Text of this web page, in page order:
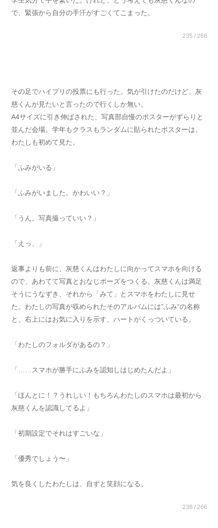
で、緊張から自分の手汗がすごくてこまった。
235 / 266
その足でハイプリの投票にも行った。気が引けたのだけど、灰
慈くんが見たいと言ったので行くしか無い。
A4サイズに引き伸ばされた、写真部自慢のポスターがずらりと
並んだ会場。学年もクラスもランダムに貼られたポスターは、
わたしも初めて見た。
「ふみがいる」
「ふみがいました。かわいい？」
「うん。写真撮っていい？」
「えっ、」
返事よりも前に、灰慈くんはわたしに向かってスマホを向ける
ので、あわてて写真とおなじポーズをつくる。灰慈くんは満足
そうにうなずき、それから「みて」とスマホをわたしに見せ
た。わたしの写真が収められたそのアルバムには”ふみ“の名称
と、右上にはお気に入りを示す、ハートがくっついている。
「わたしのフォルダがあるの？」
「……スマホが勝手にふみを認知しはじめたんだよ」
「ほんとに！？うれしい！もちろんわたしのスマホは最初から
灰慈くんを認識してるよ」
「初期設定でそれはすごいな」
「優秀でしょう〜」
気を良くしたわたしは、自ずと笑顔になる。
236 / 266